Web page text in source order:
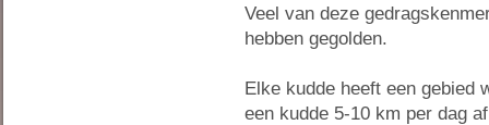
Veel van deze
hebben gegolden.
Elke kudde heeft een gebied
een kudde 5-10 km per dag